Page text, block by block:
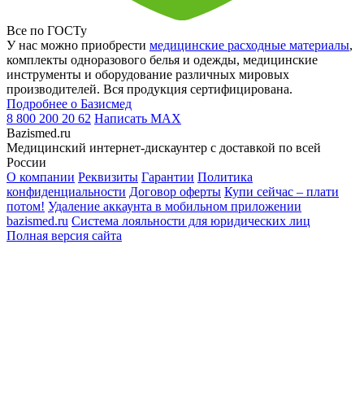
Все по ГОСТу
У нас можно приобрести медицинские расходные материалы,
комплекты одноразового белья и одежды, медицинские
инструменты и оборудование различных мировых
производителей. Вся продукция сертифицирована.
Подробнее о Базисмед
8 800 200 20 62 Написать MAX
Bazismed.ru
Медицинский интернет-дискаунтер с доставкой по всей
России
О компании Реквизиты Гарантии Политика
конфиденциальности Договор оферты Купи сейчас – плати
потом! Удаление аккаунта в мобильном приложении
bazismed.ru Система лояльности для юридических лиц
Полная версия сайта